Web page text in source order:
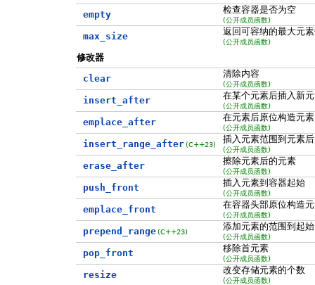
empty
检查容器是否为空
(公开成员函数)
max_size 返回可容纳的最大元
(公开成员函数)
修改器
clear
清除内容
(公开成员函数)
insert_after 在某个元素后插入新
(公开成员函数)
emplace_after 在元素后原位构造元素
(公开成员函数)
insert_range_after (C++23) 插入元素范围到元素后
(公开成员函数)
erase_after 擦除元素后的元素
(公开成员函数)
push_front 插入元素到容器起始
(公开成员函数)
emplace_front 在容器头部原位构造
(公开成员函数)
prepend_range (C++23) 添加元素的范围到起始
(公开成员函数)
pop_front 移除首元素
(公开成员函数)
resize 改变存储元素的个数
(公开成员函数)